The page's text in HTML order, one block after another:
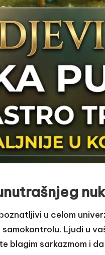
u celom
Ljudi u
blagim sarkazmom i